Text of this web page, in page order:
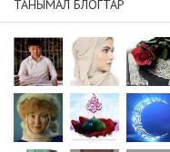
ТАНЫМАЛ БЛОГТАР